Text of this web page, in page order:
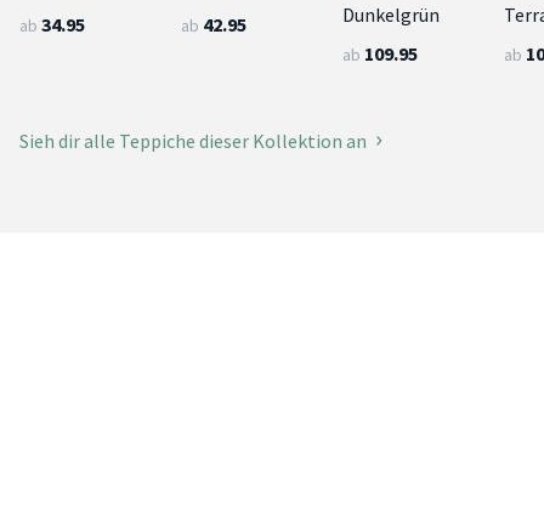
ab 34.95 ab 42.95
Dunkelgrün
ab 109.95 ab
Sieh dir alle Teppiche dieser Kollektion an